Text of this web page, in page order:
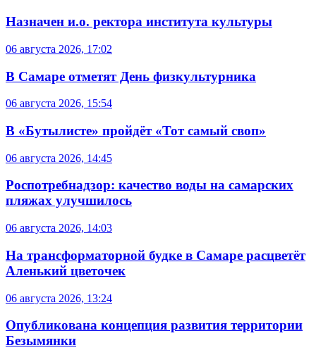
Назначен и.о. ректора института культуры
06 августа 2026, 17:02
В Самаре отметят День физкультурника
06 августа 2026, 15:54
В «Бутылисте» пройдёт «Тот самый своп»
06 августа 2026, 14:45
Роспотребнадзор: качество воды на самарских
пляжах улучшилось
06 августа 2026, 14:03
На трансформаторной будке в Самаре расцветёт
Аленький цветочек
06 августа 2026, 13:24
Опубликована концепция развития территории
Безымянки